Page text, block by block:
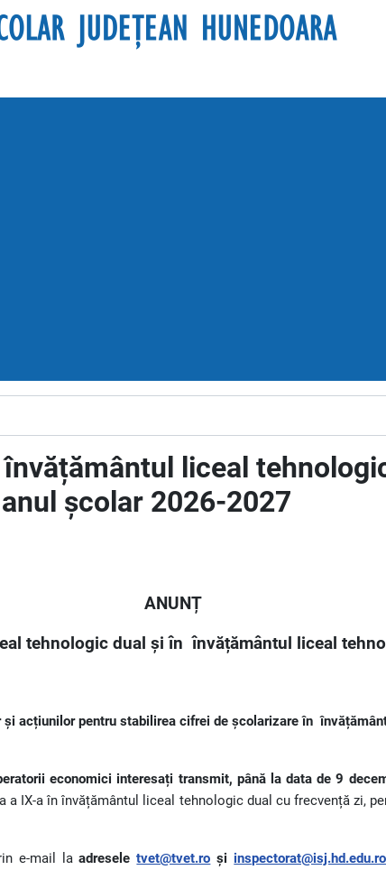
liceal
școlar 2026-2027
ANUNȚ
tehnologic dual și în învățământul liceal
și acțiunilor pentru stabilirea cifrei de școlarizare în
economici interesați transmit, până la data de 9
IX-a în învățământul liceal tehnologic dual cu frecvență zi,
e-mail laadreseletvet@tvet.ro și inspectorat@isj.hd.edu.ro